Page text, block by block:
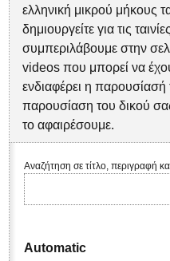
ελληνική μικρού μήκους
δημιουργείτε για τις
συμπεριλάβουμε στην
videos που μπορεί να
ενδιαφέρει η παρουσίασή
παρουσίαση του δικού
το αφαιρέσουμε.
Αναζήτηση σε τίτλο, περιγραφή
Automatic